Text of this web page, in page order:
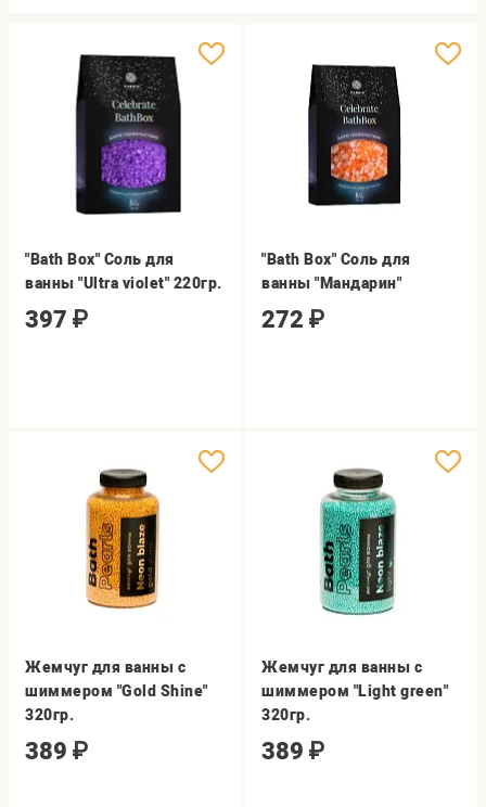
"Bath Box" Соль для
ванны "Ultra violet" 220гр.
397 ₽
"Bath Box" Соль для
ванны "Мандарин"
272 ₽
Жемчуг для ванны с
шиммером "Gold Shine"
320гр.
389 ₽
Жемчуг для ванны с
шиммером "Light green"
320гр.
389 ₽